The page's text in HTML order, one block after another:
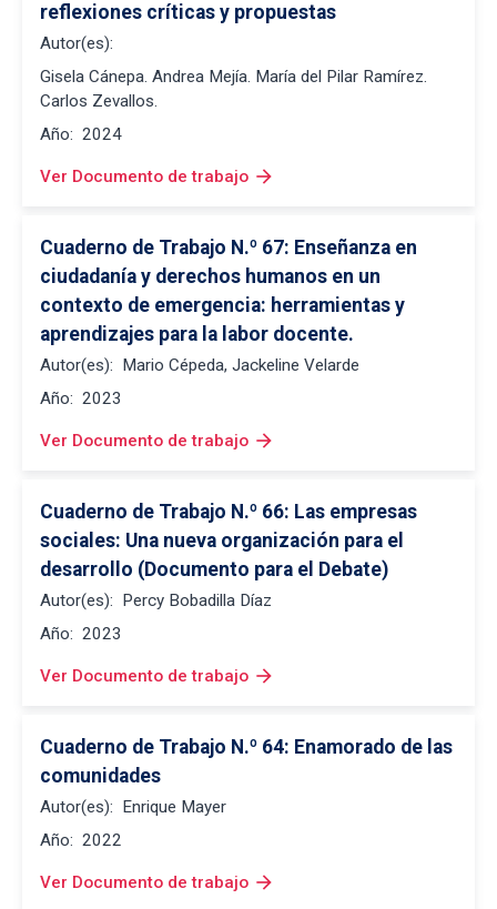
reflexiones críticas y propuestas
Autor(es):
Gisela Cánepa. Andrea Mejía. María del Pilar Ramírez.
Carlos Zevallos.
Año: 2024
Ver Documento de trabajo arrow_forward
Cuaderno de Trabajo N.º 67: Enseñanza en
ciudadanía y derechos humanos en un
contexto de emergencia: herramientas y
aprendizajes para la labor docente.
Autor(es): Mario Cépeda, Jackeline Velarde
Año: 2023
Ver Documento de trabajo arrow_forward
Cuaderno de Trabajo N.º 66: Las empresas
sociales: Una nueva organización para el
desarrollo (Documento para el Debate)
Autor(es): Percy Bobadilla Díaz
Año: 2023
Ver Documento de trabajo arrow_forward
Cuaderno de Trabajo N.º 64: Enamorado de las
comunidades
Autor(es): Enrique Mayer
Año: 2022
Ver Documento de trabajo arrow_forward